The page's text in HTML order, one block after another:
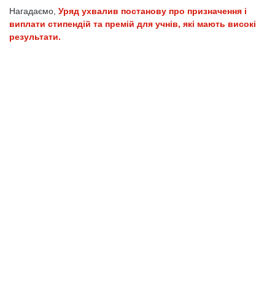
Нагадаємо, Уряд ухвалив постанову про призначення і
виплати стипендій та премій для учнів, які мають високі
результати.